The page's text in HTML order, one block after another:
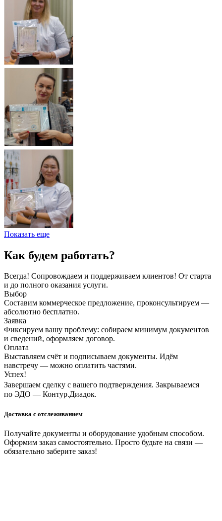
Показать еще
Как будем работать?
Всегда! Сопровождаем и поддерживаем клиентов! От старта
и до полного оказания услуги.
Выбор
Составим коммерческое предложение, проконсультируем —
абсолютно бесплатно.
Заявка
Фиксируем вашу проблему: собираем минимум документов
и сведений, оформляем договор.
Оплата
Выставляем счёт и подписываем документы. Идём
навстречу — можно оплатить частями.
Успех!
Завершаем сделку с вашего подтверждения. Закрываемся
по ЭДО — Контур.Диадок.
Доставка с отслеживанием
Получайте документы и оборудование удобным способом.
Оформим заказ самостоятельно. Просто будьте на связи —
обязательно заберите заказ!